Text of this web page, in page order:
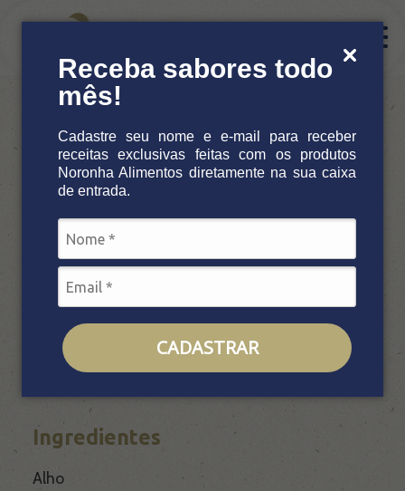
Receba sabores todo
mês!
Cadastre seu nome e e-mail para receber
receitas exclusivas feitas com os produtos
NoronhaAlimentos diretamente na sua caixa
de entrada.
CADASTRAR
Nossa história
Procedência e Qualidade
Produtos
Noronha Pescados
Noronha Empanados
Bacalhau com batatas ao murro
Receita feita com:Azeite de Oliva Extra
Virgem,Bacalhau
4 porções 30min
Ingredientes
Alho